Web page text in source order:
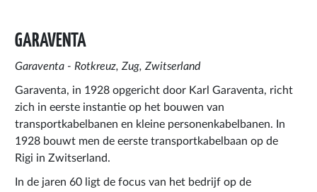
GARAVENTA
Garaventa - Rotkreuz, Zug, Zwitserland
Garaventa, in 1928 opgericht door Karl Garaventa, richt
zich in eerste instantie op het bouwen van
transportkabelbanen en kleine personenkabelbanen. In
1928 bouwt men de eerste transportkabelbaan op de
Rigi in Zwitserland.
In de jaren 60 ligt de focus van het bedrijf op de